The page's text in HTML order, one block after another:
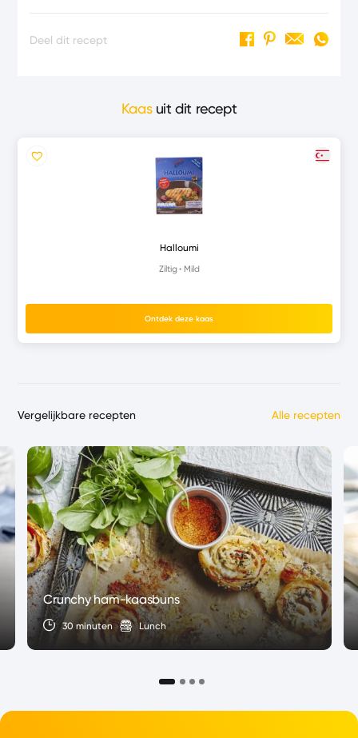
Deel dit recept
Kaasuit dit recept
Halloumi
Ziltig Mild
Ontdek deze kaas
Vergelijkbare recepten Alle recepten
Crunchy ham-kaasbuns
30 minuten Lunch